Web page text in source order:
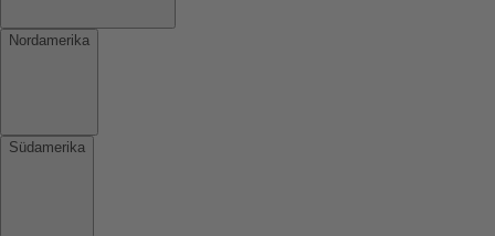
Nordamerika
Südamerika